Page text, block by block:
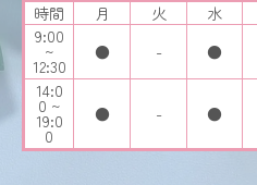
時間 月 火 水
9:00
~
12:30
● - ●
14:0
0 ~
19:0
0
● - ●